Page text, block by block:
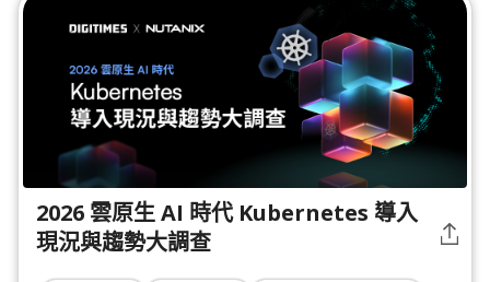
2026 雲原生 AI 時代 Kubernetes 導入
現況與趨勢大調查